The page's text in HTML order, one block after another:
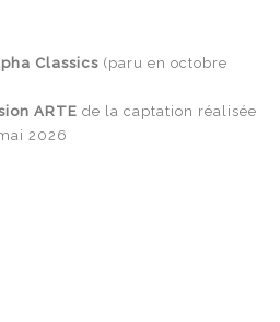
Classics (paru en octobre
ARTE de la captation réalisée
2026